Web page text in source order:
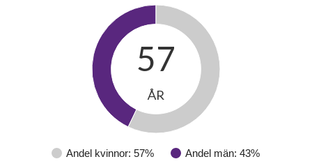
Andel kvinnor: 57% Andel män: 43%
57
ÅR